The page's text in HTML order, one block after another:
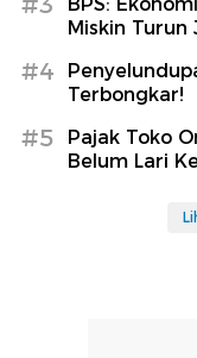
Miskin Turun
#4
Terbongkar!
#5
Pajak Toko
Belum Lari